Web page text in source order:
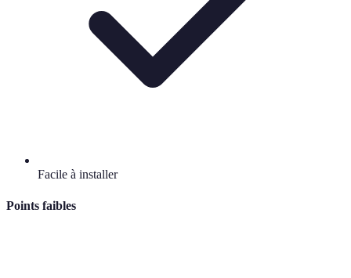
Facile à installer
Points faibles